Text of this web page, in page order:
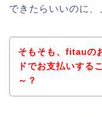
できたらいいのに、
そもそも、fitauの
ドでお支払いする
～？